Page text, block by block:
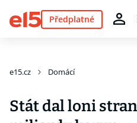
Předplatné
e15.cz Domácí
Stát dal loni